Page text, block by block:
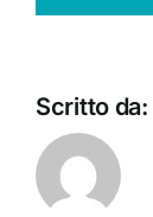
Scritto da: